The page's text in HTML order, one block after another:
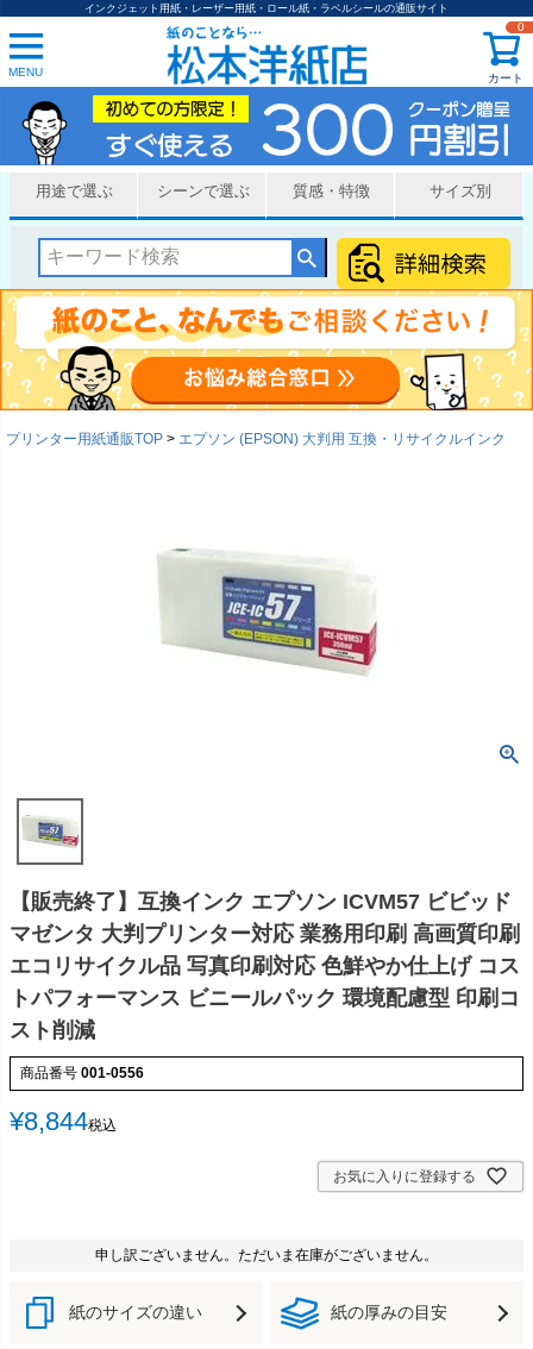
インクジェット用紙・レーザー用紙・ロール紙・ラベルシールの通販サイト
MENU カート
0
用途で選ぶ シーンで選ぶ 質感・特徴 サイズ別
プリンター用紙通販TOP エプソン (EPSON) 大判用 互換・リサイクルインク
【販売終了】互換インク エプソン ICVM57 ビビッド
マゼンタ 大判プリンター対応 業務用印刷 高画質印刷
エコリサイクル品 写真印刷対応 色鮮やか仕上げ コス
トパフォーマンス ビニールパック 環境配慮型 印刷コ
スト削減
商品番号 001-0556
¥8,844税込
お気に入りに登録する
申し訳ございません。ただいま在庫がございません。
紙のサイズの違い 紙の厚みの目安